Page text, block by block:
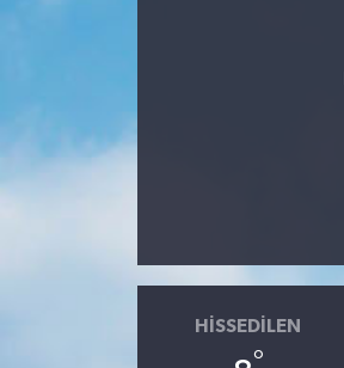
HISSEDILEN
Gündem
Kültür & Sanat